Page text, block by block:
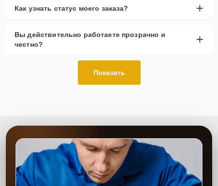
Как узнать статус моего заказа? +
Вы действительно работаете прозрачно и
честно?
+
Показать